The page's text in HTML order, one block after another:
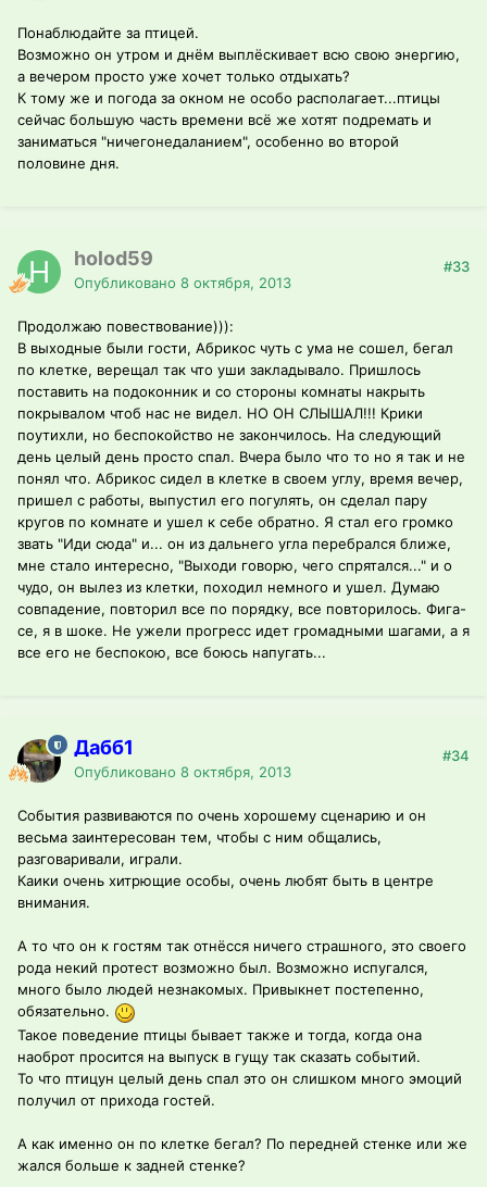
Понаблюдайте за птицей.
Возможно он утром и днём выплёскивает всю свою энергию,
а вечером просто уже хочет только отдыхать?
К тому же и погода за окном не особо располагает...птицы
сейчас большую часть времени всё же хотят подремать и
заниматься "ничегонедаланием", особенно во второй
половине дня.
holod59
Опубликовано 8 октября, 2013
#33
Продолжаю повествование))):
В выходные были гости, Абрикос чуть с ума не сошел, бегал
по клетке, верещал так что уши закладывало. Пришлось
поставить на подоконник и со стороны комнаты накрыть
покрывалом чтоб нас не видел. НО ОН СЛЫШАЛ!!! Крики
поутихли, но беспокойство не закончилось. На следующий
день целый день просто спал. Вчера было что то но я так и не
понял что. Абрикос сидел в клетке в своем углу, время вечер,
пришел с работы, выпустил его погулять, он сделал пару
кругов по комнате и ушел к себе обратно. Я стал его громко
звать "Иди сюда" и... он из дальнего угла перебрался ближе,
мне стало интересно, "Выходи говорю, чего спрятался..." и о
чудо, он вылез из клетки, походил немного и ушел. Думаю
совпадение, повторил все по порядку, все повторилось. Фига-
се, я в шоке. Не ужели прогресс идет громадными шагами, а я
все его не беспокою, все боюсь напугать...
Дабб1
Опубликовано 8 октября, 2013
#34
События развиваются по очень хорошему сценарию и он
весьма заинтересован тем, чтобы с ним общались,
разговаривали, играли.
Каики очень хитрющие особы, очень любят быть в центре
внимания.
А то что он к гостям так отнёсся ничего страшного, это своего
рода некий протест возможно был. Возможно испугался,
много было людей незнакомых. Привыкнет постепенно,
обязательно.
Такое поведение птицы бывает также и тогда, когда она
наоброт просится на выпуск в гущу так сказать событий.
То что птицун целый день спал это он слишком много эмоций
получил от прихода гостей.
А как именно он по клетке бегал? По передней стенке или же
жался больше к задней стенке?